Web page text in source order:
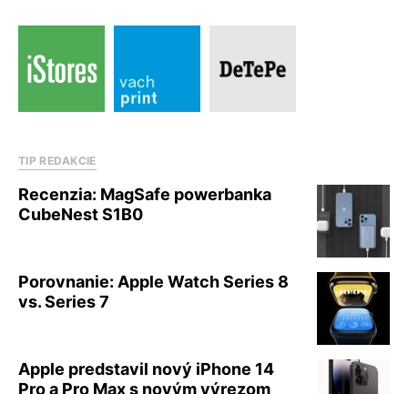
TIP REDAKCIE
Recenzia: MagSafe powerbanka
CubeNest S1B0
Porovnanie: Apple Watch Series 8
vs. Series 7
Apple predstavil nový iPhone 14
Pro a Pro Max s novým výrezom